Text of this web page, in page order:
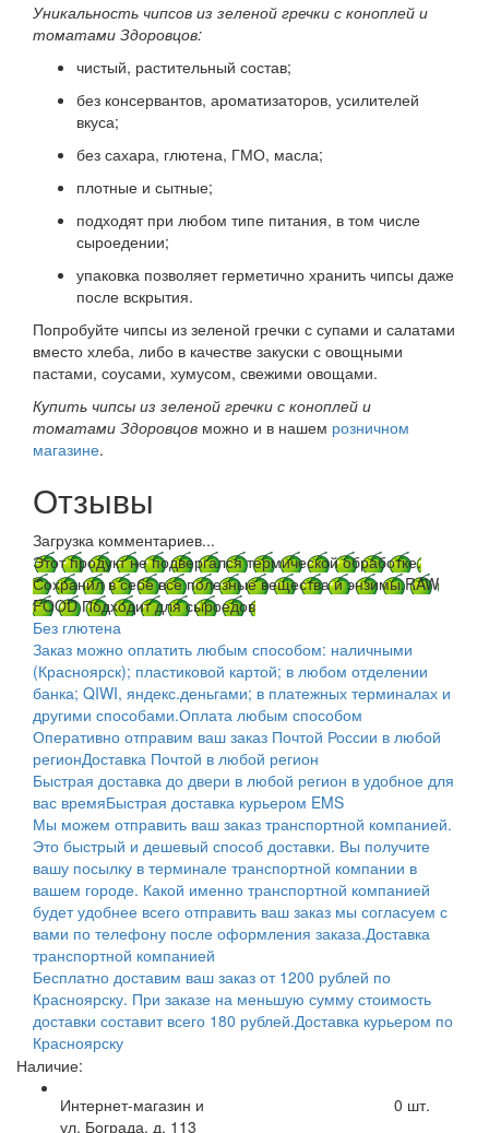
Уникальность чипсов из зеленой гречки с коноплей и
томатами Здоровцов:
чистый, растительный состав;
без консервантов, ароматизаторов, усилителей
вкуса;
без сахара, глютена, ГМО, масла;
плотные и сытные;
подходят при любом типе питания, в том числе
сыроедении;
упаковка позволяет герметично хранить чипсы даже
после вскрытия.
Попробуйте чипсы из зеленой гречки с супами и салатами
вместо хлеба, либо в качестве закуски с овощными
пастами, соусами, хумусом, свежими овощами.
Купить чипсы из зеленой гречки с коноплей и
томатами Здоровцов можно и в нашем розничном
магазине.
Отзывы
Загрузка комментариев...
Этот продукт не подвергался термической обработке.
Сохранил в себе все полезные вещества и энзимы.RAW
FOOD Подходит для сыроедов
Без глютена
Заказ можно оплатить любым способом: наличными
(Красноярск); пластиковой картой; в любом отделении
банка; QIWI, яндекс.деньгами; в платежных терминалах и
другими способами.Оплата любым способом
Оперативно отправим ваш заказ Почтой России в любой
регионДоставка Почтой в любой регион
Быстрая доставка до двери в любой регион в удобное для
вас времяБыстрая доставка курьером EMS
Мы можем отправить ваш заказ транспортной компанией.
Это быстрый и дешевый способ доставки. Вы получите
вашу посылку в терминале транспортной компании в
вашем городе. Какой именно транспортной компанией
будет удобнее всего отправить ваш заказ мы согласуем с
вами по телефону после оформления заказа.Доставка
транспортной компанией
Бесплатно доставим ваш заказ от 1200 рублей по
Красноярску. При заказе на меньшую сумму стоимость
доставки составит всего 180 рублей.Доставка курьером по
Красноярску
Наличие:
Интернет-магазин и
ул. Бограда, д. 113
0 шт.